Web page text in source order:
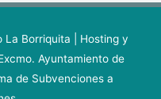
La Borriquita | Hosting y
Ayuntamiento de
de Subvenciones a